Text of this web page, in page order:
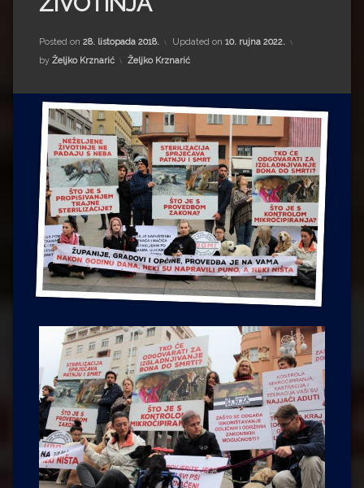
Impressum
Milenko Strižak
Drugi autori
Drugi autori
Ljiljana Lekanić-Kljaić
Željko Krznarić
Mario Lovreković
Miroslav Šantek
Posted on 28. listopada 2018. Updated on 10. rujna 2022.
by Željko Krznarić Kategorije:
Željko Krznarić